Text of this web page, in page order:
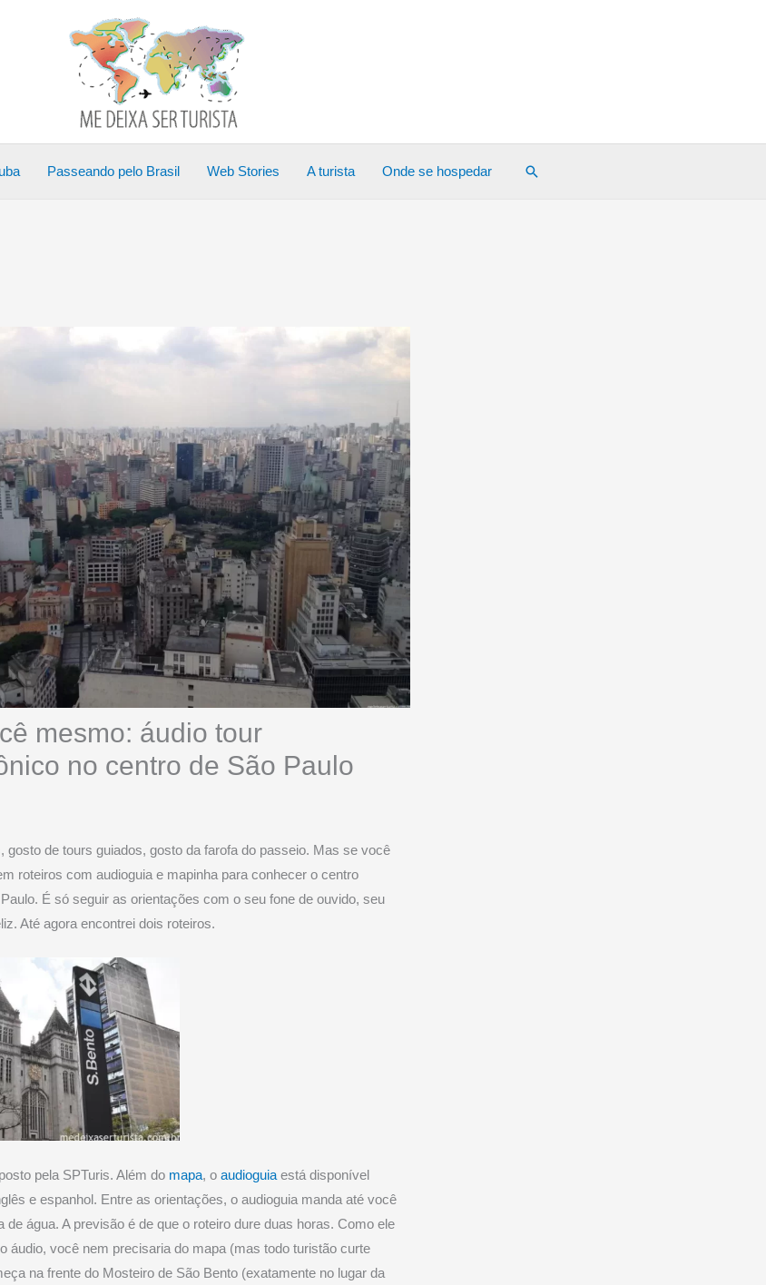
Passeando pelo Brasil Web Stories A turista Onde se hospedar Pesquisar
mesmo: áudio tour
no centro de São Paulo
gosto de tours guiados, gosto da farofa do passeio. Mas se você
roteiros com audioguia e mapinha para conhecer o centro
É só seguir as orientações com o seu fone de ouvido, seu
Até agora encontrei dois roteiros.
pela SPTuris. Além do mapa, oaudioguia está disponível
e espanhol. Entre as orientações, o audioguia manda até você
de água. A previsão é de que o roteiro dure duas horas. Como ele
áudio, você nem precisaria do mapa (mas todo turistão curte
na frente do Mosteiro de São Bento (exatamente no lugar da